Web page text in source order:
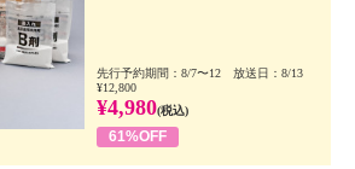
先行予約期間：8/7〜12 放送日：8/13
¥12,800
¥4,980(税込)
61%OFF